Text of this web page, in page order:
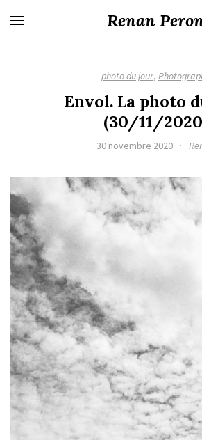
Renan
photo du jour,
Envol. La photo
(30/11/
30 novembre 2020 ·